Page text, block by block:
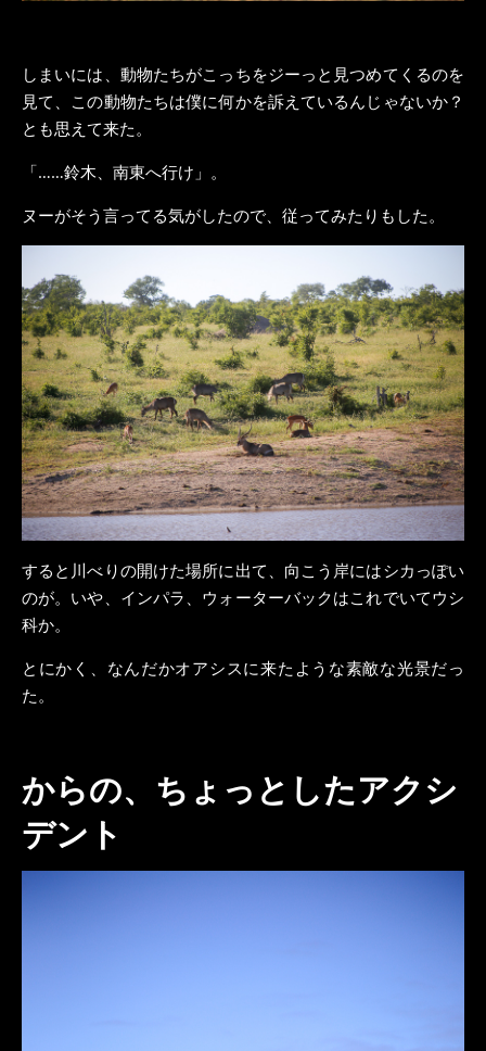
しまいには、動物たちがこっちをジーっと見つめてくるのを
見て、この動物たちは僕に何かを訴えているんじゃないか？
とも思えて来た。
「……鈴木、南東へ行け」。
ヌーがそう言ってる気がしたので、従ってみたりもした。
すると川べりの開けた場所に出て、向こう岸にはシカっぽい
のが。いや、インパラ、ウォーターバックはこれでいてウシ
科か。
とにかく、なんだかオアシスに来たような素敵な光景だっ
た。
からの、ちょっとしたアクシ
デント